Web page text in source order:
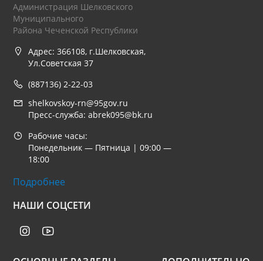
Администрация Шелковского
Муниципального
Района Чеченской Республики
Адрес: 366108, г.Шелковская,
Ул.Советская 37
(887136) 2-22-03
shelkovskoy-rn@95gov.ru
Пресс-служба: abrek095@bk.ru
Рабочие часы:
Понедельник — Пятница | 09:00 —
18:00
Подробнее
НАШИ СОЦСЕТИ